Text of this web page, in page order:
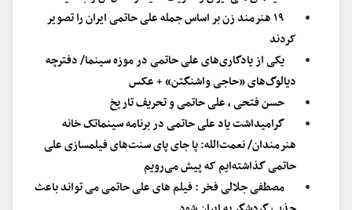
۱۹ هنرمند زن بر اساس جمله علی حاتمی ایران را تصویر
کردند
یکی از یادگاری‌های علی حاتمی در موزه سینما/ دفترچه
دیالوگ‌های «حاجی واشنگتن» + عکس
حسن فتحی ، علی حاتمی و تحریف تاریخ
گرامیداشت یاد علی حاتمی در برنامه سینماتک خانه
هنرمندان/ نعمت‌الله: پا جای پای سنت‌های فیلمسازی علی
حاتمی گذاشته‌ایم که پیش می‌رویم
مصطفی جلالی فخر : فیلم های علی حاتمی می تواند باعث